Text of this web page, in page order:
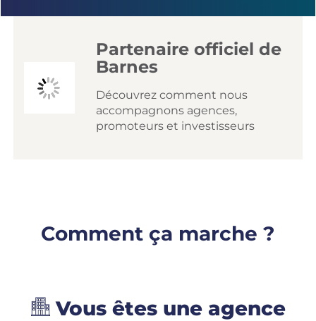
Partenaire officiel de
Barnes
Découvrez comment nous
accompagnons agences,
promoteurs et investisseurs
Comment ça marche ?
Vous êtes une agence